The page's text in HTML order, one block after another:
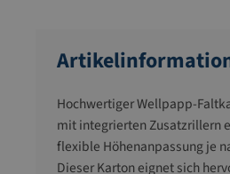
Hochwertiger Wellpapp-
mit integrierten Zusatzrillern
flexible Höhenanpassung je
Dieser Karton eignet sich